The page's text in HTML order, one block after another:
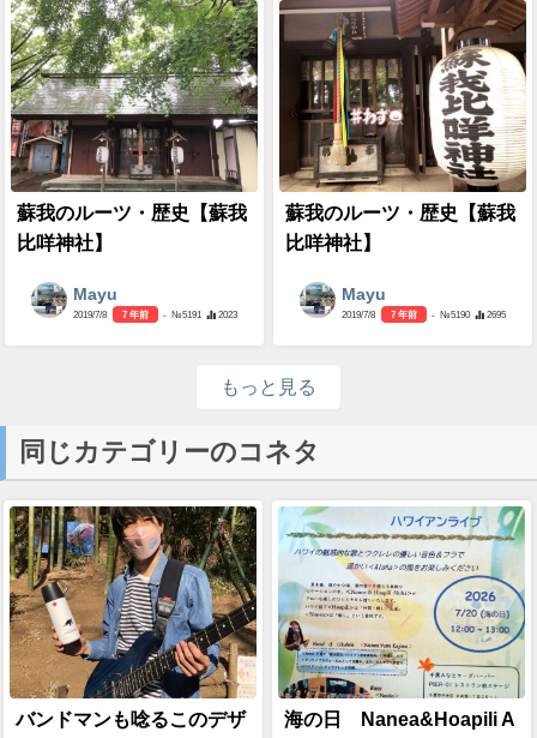
蘇我のルーツ・歴史【蘇我
比咩神社】
Mayu
2019/7/8 7 年前 - №5191 2023
蘇我のルーツ・歴史【蘇我
比咩神社】
Mayu
2019/7/8 7 年前 - №5190 2695
もっと見る
同じカテゴリーのコネタ
バンドマンも唸るこのデザ
海の日 Nanea&Hoapili A